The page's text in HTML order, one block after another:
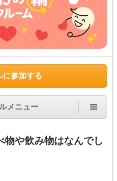
に参加する
メニュー
物や飲み物はなんでし